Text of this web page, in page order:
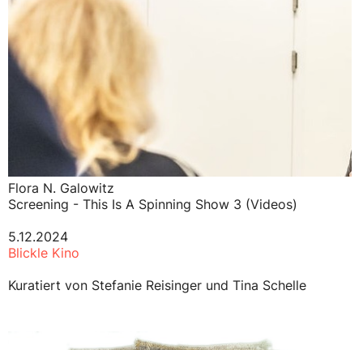
Flora N. Galowitz
Screening - This Is A Spinning Show 3 (Videos)
5.12.2024
Blickle Kino
Kuratiert von Stefanie Reisinger und Tina Schelle